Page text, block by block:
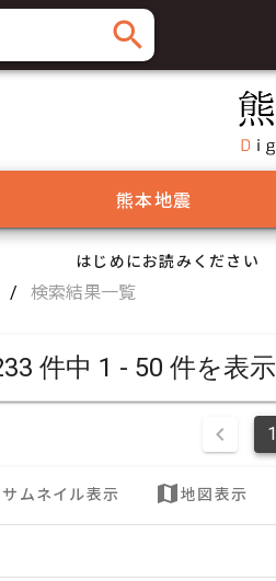
search
熊本地震
はじめにお読みください
/ 検索結果一覧
件中 1 - 50 件を表示
1
サムネイル表示 map 地図表示